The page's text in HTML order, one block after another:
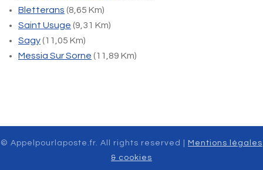
Bletterans (8,65 Km)
Saint Usuge (9,31 Km)
Sagy(11,05 Km)
Messia Sur Sorne (11,89 Km)
© Appelpourlaposte.fr. All rights reserved |
Mentions légales
& cookies